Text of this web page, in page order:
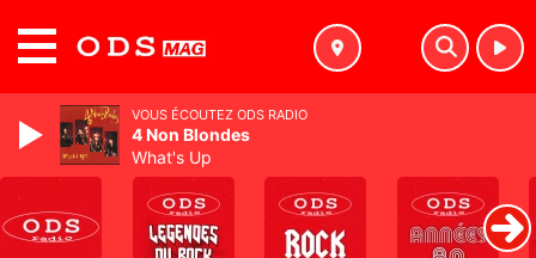
VOUS ÉCOUTEZ ODS RADIO
4 Non Blondes
What's Up